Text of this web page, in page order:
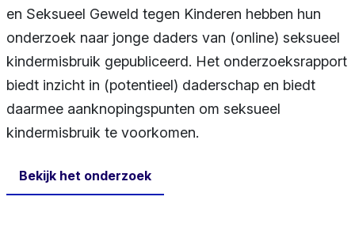
en Seksueel Geweld tegen Kinderen hebben hun
onderzoek naar jonge daders van (online) seksueel
kindermisbruik gepubliceerd. Het onderzoeksrapport
biedt inzicht in (potentieel) daderschap en biedt
daarmee aanknopingspunten om seksueel
kindermisbruik te voorkomen.
Bekijk het onderzoek